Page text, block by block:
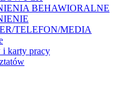
BEHAWIORALNE
TELEFON/MEDIA
i karty pracy